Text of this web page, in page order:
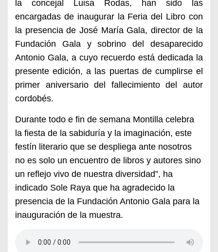
la concejal Luisa Rodas, han sido las
encargadas de inaugurar la Feria del Libro con
la presencia de José María Gala, director de la
Fundación Gala y sobrino del desaparecido
Antonio Gala, a cuyo recuerdo está dedicada la
presente edición, a las puertas de cumplirse el
primer aniversario del fallecimiento del autor
cordobés.
Durante todo e fin de semana Montilla celebra
la fiesta de la sabiduría y la imaginación, este
festín literario que se despliega ante nosotros
no es solo un encuentro de libros y autores sino
un reflejo vivo de nuestra diversidad”, ha
indicado Sole Raya que ha agradecido la
presencia de la Fundación Antonio Gala para la
inauguración de la muestra.